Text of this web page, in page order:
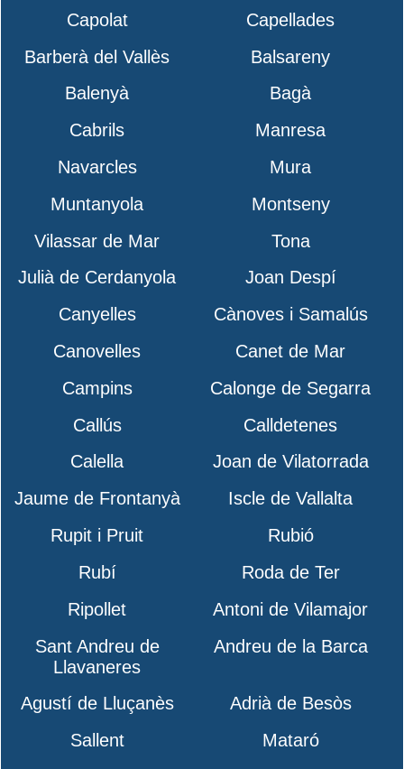
Capolat
Capellades
Barberà del Vallès
Balsareny
Balenyà
Bagà
Cabrils
Manresa
Navarcles
Mura
Muntanyola
Montseny
Vilassar de Mar
Tona
Julià de Cerdanyola
Joan Despí
Canyelles
Cànoves i Samalús
Canovelles
Canet de Mar
Campins
Calonge de Segarra
Callús
Calldetenes
Calella
Joan de Vilatorrada
Jaume de Frontanyà
Iscle de Vallalta
Rupit i Pruit
Rubió
Rubí
Roda de Ter
Ripollet
Antoni de Vilamajor
Sant Andreu de
Llavaneres
Andreu de la Barca
Agustí de Lluçanès
Adrià de Besòs
Sallent
Mataró